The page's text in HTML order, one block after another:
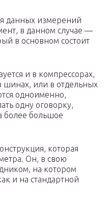
данных измерений
в данном случае —
в основном состоит
и в компрессорах,
шинах, или в отдельных
одноименно,
одну оговорку,
более большое
которая
Он, в свою
на котором
и на стандартной